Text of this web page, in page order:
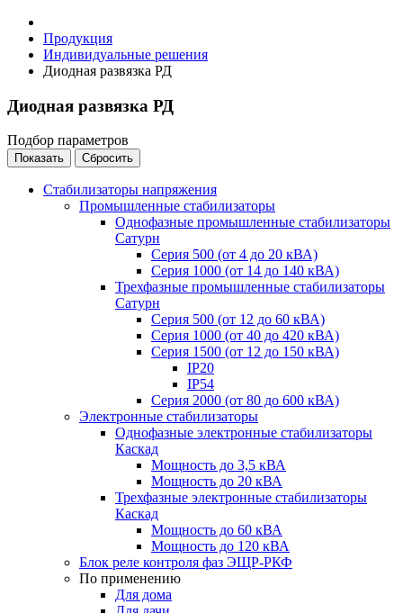
Продукция
Индивидуальные решения
Диодная развязка РД
Диодная развязка РД
Подбор параметров
Стабилизаторы напряжения
Промышленные стабилизаторы
Однофазные промышленные стабилизаторы
Сатурн
Серия 500 (от 4 до 20 кВА)
Серия 1000 (от 14 до 140 кВА)
Трехфазные промышленные стабилизаторы
Сатурн
Cерия 500 (от 12 до 60 кВА)
Серия 1000 (от 40 до 420 кВА)
Серия 1500 (от 12 до 150 кВА)
IP20
IP54
Серия 2000 (от 80 до 600 кВА)
Электронные стабилизаторы
Однофазные электронные стабилизаторы
Каскад
Мощность до 3,5 кВА
Мощность до 20 кВА
Трехфазные электронные стабилизаторы
Каскад
Мощность до 60 кВА
Мощность до 120 кВА
Блок реле контроля фаз ЭЩР-РКФ
По применению
Для дома